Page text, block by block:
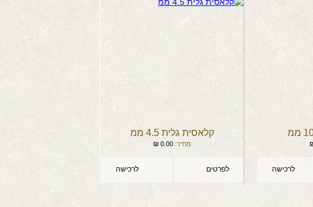
לרכישה
קלאסית גלית 4.5 ממ
מחיר: 0.00
₪
לפרטים לרכישה